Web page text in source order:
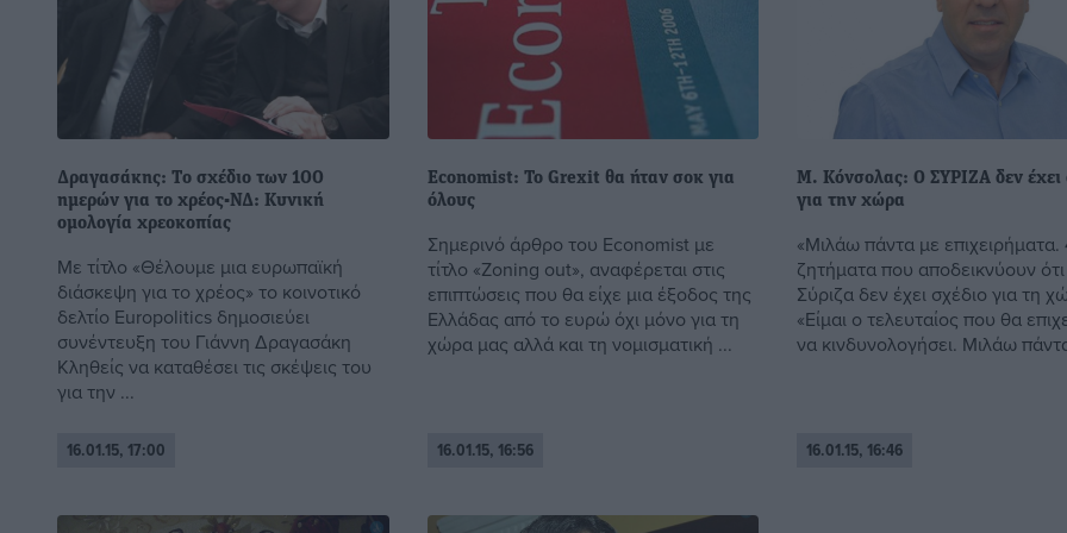
Δραγασάκης: Τo σχέδιο των 100
ημερών για το χρέος-ΝΔ: Κυνική
ομολογία χρεοκοπίας
Με τίτλο «Θέλουμε μια ευρωπαϊκή
διάσκεψη για το χρέος» το κοινοτικό
δελτίο Europolitics δημοσιεύει
συνέντευξη του Γιάννη Δραγασάκη
Κληθείς να καταθέσει τις σκέψεις του
για την ...
16.01.15, 17:00
Economist: Το Grexit θα ήταν σοκ για
όλους
Σημερινό άρθρο του Economist με
τίτλο «Zoning out», αναφέρεται στις
επιπτώσεις που θα είχε μια έξοδος της
Ελλάδας από το ευρώ όχι μόνο για τη
χώρα μας αλλά και τη νομισματική ...
16.01.15, 16:56
Μ. Κόνσολας: Ο ΣΥΡΙΖΑ δεν έχει
για την χώρα
«Μιλάω πάντα με επιχειρήματα.
ζητήματα που αποδεικνύουν
Σύριζα δεν έχει σχέδιο για τη
«Είμαι ο τελευταίος που θα
να κινδυνολογήσει. Μιλάω
16.01.15, 16:46